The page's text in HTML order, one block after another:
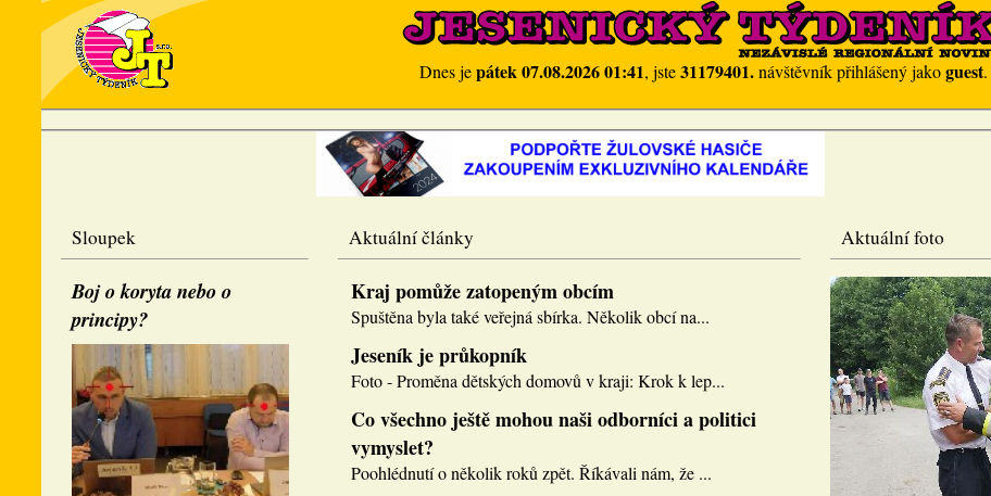
Dnes jepátek 07.08.2026 01:41, jste31179401.návštěvník přihlášený jakoguest.
Sloupek
Boj o koryta nebo o
principy?
Aktuální články
Kraj pomůže zatopeným obcím
Spuštěna byla také veřejná sbírka. Několik obcí na...
Jeseník je průkopník
Foto - Proměna dětských domovů v kraji: Krok k lep...
Co všechno ještě mohou naši odborníci a politici
vymyslet?
Poohlédnutí o několik roků zpět. Říkávali nám, že ...
Aktuální foto